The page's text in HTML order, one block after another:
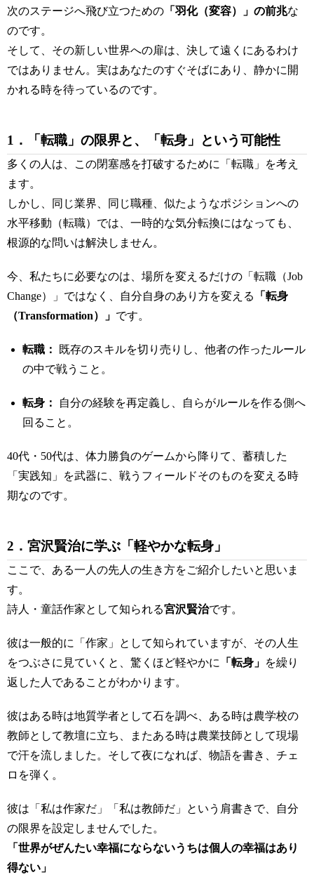
次のステージへ飛び立つための 「羽化（変容）」の前兆な
のです。
そして、その新しい世界への扉は、決して遠くにあるわけ
ではありません。実はあなたのすぐそばにあり、静かに開
かれる時を待っているのです。
1．「転職」の限界と、「転身」という可能性
多くの人は、この閉塞感を打破するために「転職」を考え
ます。
しかし、同じ業界、同じ職種、似たようなポジションへの
水平移動（転職）では、一時的な気分転換にはなっても、
根源的な問いは解決しません。
今、私たちに必要なのは、場所を変えるだけの「転職（Job
Change）」ではなく、自分自身のあり方を変える
「転身
（Transformation）」 です。
転職：
既存のスキルを切り売りし、他者の作ったルール
の中で戦うこと。
転身：
自分の経験を再定義し、自らがルールを作る側へ
回ること。
40代・50代は、体力勝負のゲームから降りて、蓄積した
「実践知」を武器に、戦うフィールドそのものを変える時
期なのです。
2．宮沢賢治に学ぶ「軽やかな転身」
ここで、ある一人の先人の生き方をご紹介したいと思いま
す。
詩人・童話作家として知られる宮沢賢治です。
彼は一般的に「作家」として知られていますが、その人生
をつぶさに見ていくと、驚くほど軽やかに
「転身」 を繰り
返した人であることがわかります。
彼はある時は地質学者として石を調べ、ある時は農学校の
教師として教壇に立ち、またある時は農業技師として現場
で汗を流しました。そして夜になれば、物語を書き、チェ
ロを弾く。
彼は「私は作家だ」「私は教師だ」という肩書きで、自分
の限界を設定しませんでした。
「世界がぜんたい幸福にならないうちは個人の幸福はあり
得ない」